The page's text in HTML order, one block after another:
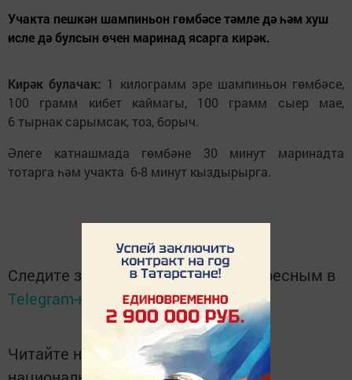
Учакта пешкән шампиньон гөмбәсе тәмле дә һәм хуш
исле дә булсын өчен маринад ясарга кирәк.
Кирәк булачак: 1 килограмм эре шампиньон гөмбәсе,
100 грамм кибет каймагы, 100 грамм сыер мае,
6 тырнак сарымсак, тоз, борыч.
Әлеге катнашмада гөмбәне 30 минут маринадта
тотарга һәм учакта 6-8 минут кыздырырга.
Следите за самым важным и интересным в
Telegram-каналеТатмедиа
Читайте новости Татарстана в